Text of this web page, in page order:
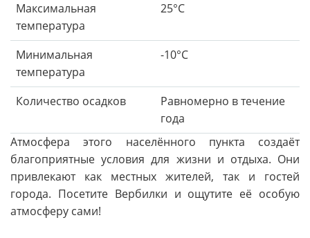
Максимальная
температура
25°C
Минимальная
температура
-10°C
Количество осадков
Равномерно в течение
года
Атмосфера этого населённого пункта создаёт
благоприятные условия для жизни и отдыха. Они
привлекают как местных жителей, так и гостей
города. Посетите Вербилки и ощутите её особую
атмосферу сами!